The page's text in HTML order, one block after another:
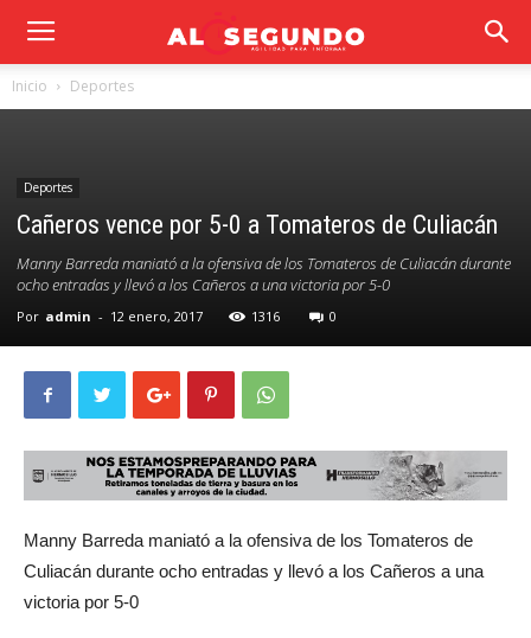
Inicio Deportes
Deportes
Cañeros vence por 5-0 a Tomateros de Culiacán
Manny Barreda maniató a la ofensiva de los Tomateros de Culiacán durante
ocho entradas y llevó a los Cañeros a una victoria por 5-0
Por admin - 12 enero, 2017 1316 0
Manny Barreda maniató a la ofensiva de los Tomateros de
Culiacán durante ocho entradas y llevó a los Cañeros a una
victoria por 5-0